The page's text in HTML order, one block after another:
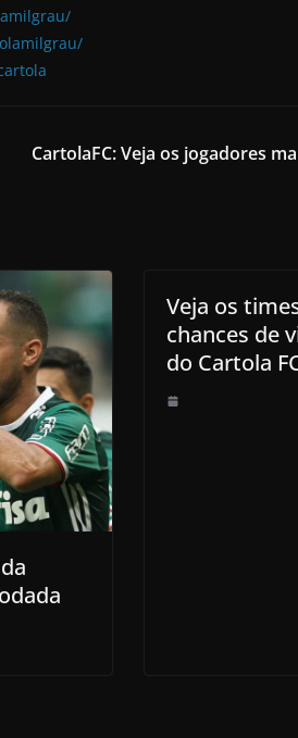
CartolaFC: Veja os jogadores
Veja os
chances de
do Cartola